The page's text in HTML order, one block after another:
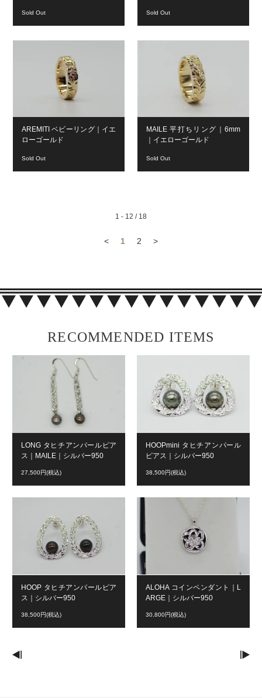
Sold Out Sold Out
AREMITI ベビーリング｜イエ
ローゴールド
Sold Out
MAILE 平打ちリング｜6mm
｜イエローゴールド
Sold Out
1 - 12 / 18
< 1 2 >
RECOMMENDED ITEMS
LONG タヒチアンパールピア
ス｜MAILE｜シルバー950
27,500円(税込)
HOOP タヒチアンパールピア
ス｜シルバー950
38,500円(税込)
HOOPmini タヒチアンパール
ピアス｜シルバー950
38,500円(税込)
ALOHA コインペンダント｜L
ARGE｜シルバー950
30,800円(税込)